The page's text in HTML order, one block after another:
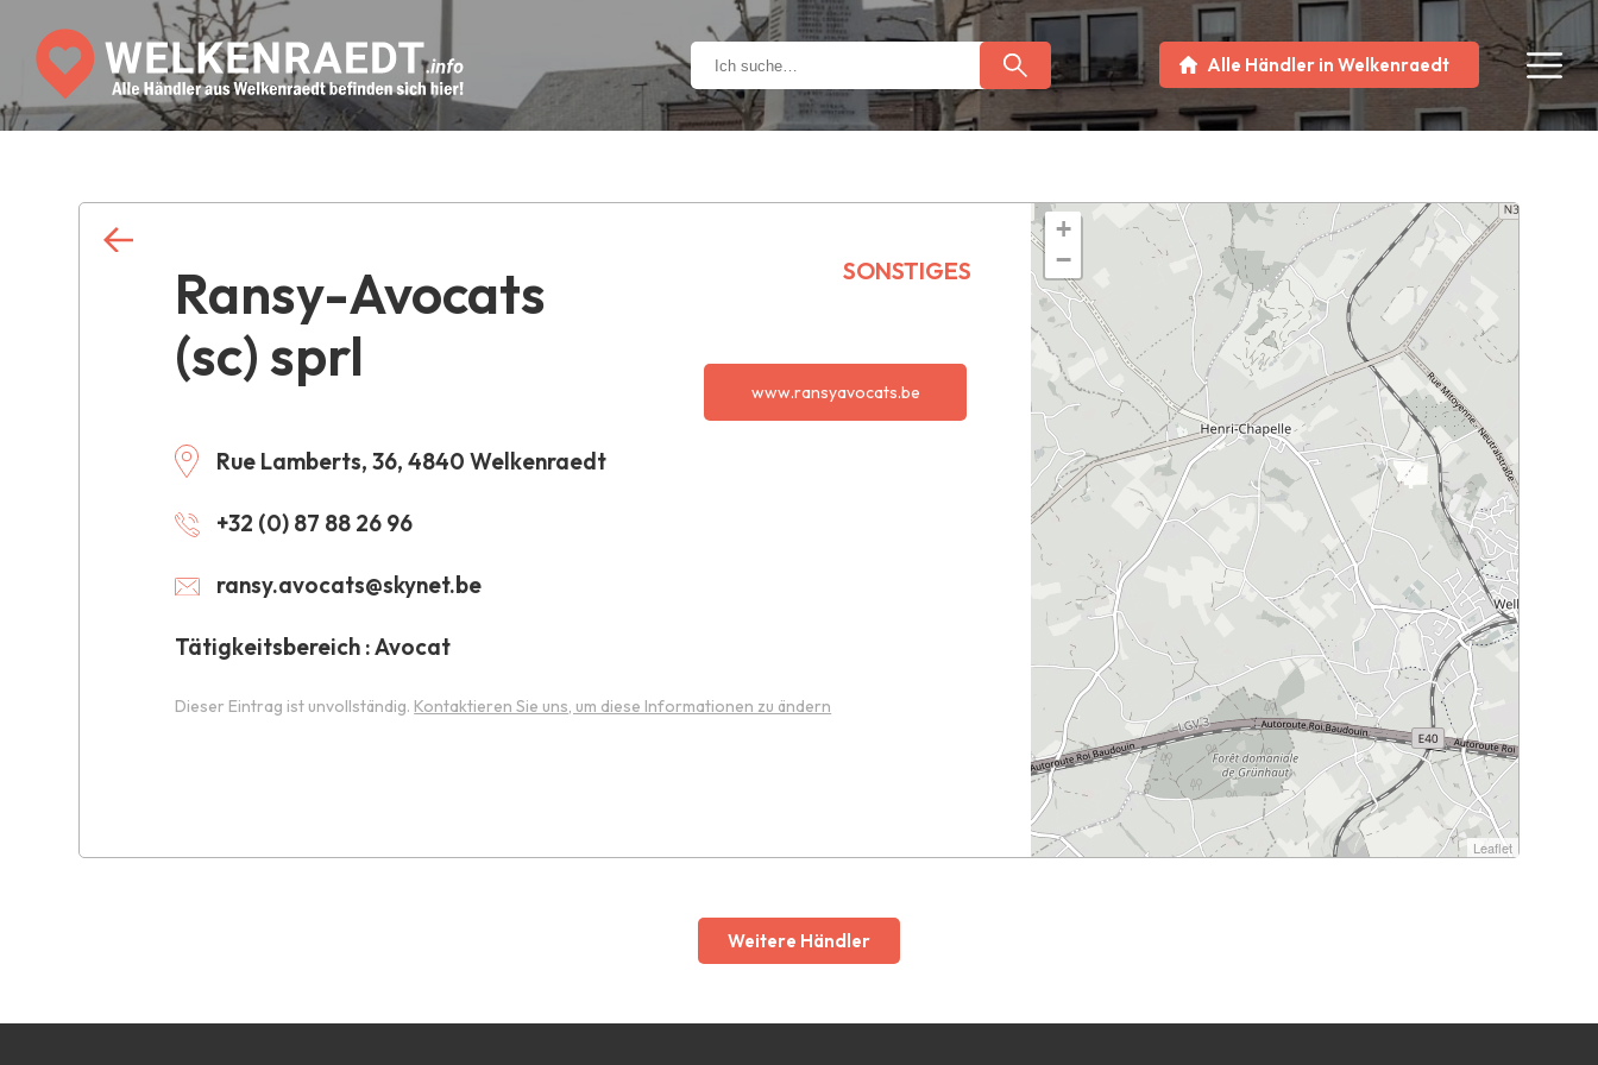
Alle Händler in Welkenraedt
Ransy-Avocats
(sc) sprl
Rue Lamberts, 36, 4840 Welkenraedt
+32 (0) 87 88 26 96
ransy.avocats@skynet.be
Tätigkeitsbereich : Avocat
SONSTIGES
www.ransyavocats.be
Dieser Eintrag ist unvollständig. Kontaktieren Sie uns, um diese Informationen zu ändern
+
−
Leaflet
Weitere Händler